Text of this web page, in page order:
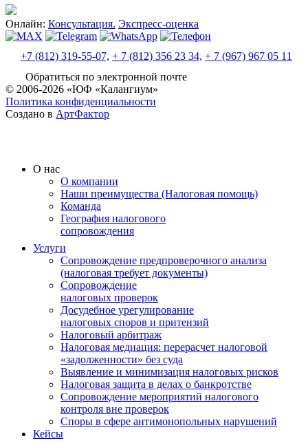
Онлайн: Консультация. Экспресс-оценка
+7 (812) 319-55-07, + 7 (812) 356 23 34, + 7 (967) 967 05 11
Обратиться по электронной почте
© 2006-2026 «ЮФ «Калангиум»
Политика конфиденциальности
Создано в АртФактор
О нас
О компании
Наши преимущества (Налоговая помощь)
Команда
География налогового
сопровождения
Услуги
Сопровождение предпроверочного анализа
(налоговая требует документы)
Сопровождение
налоговых проверок
Досудебное урегулирование
налоговых споров и притензий
Налоговый арбитраж
Налоговая медиация: перерасчет налоговой
«задолженности» без суда
Выявление и минимизация налоговых рисков
Налоговая защита в делах о банкротстве
Сопровождение мероприятий налогового
контроля вне проверок
Споры в сфере антимонопольных нарушений
Кейсы